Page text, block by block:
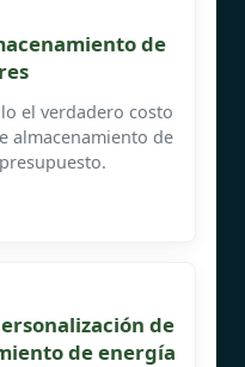
de
el verdadero costo
almacenamiento de
de
de energía